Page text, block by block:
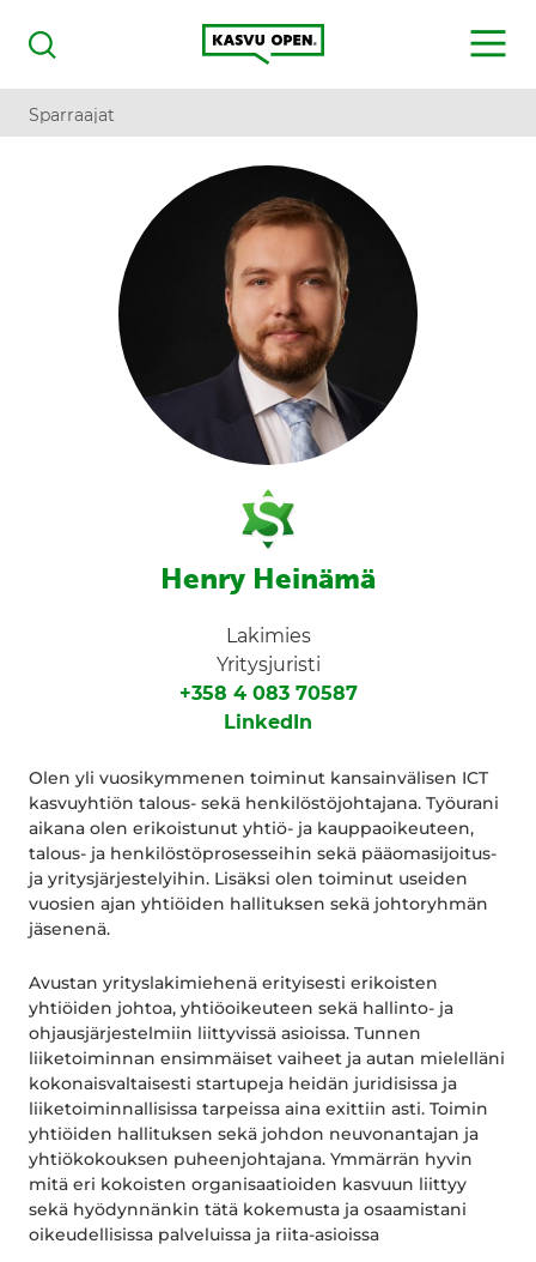
Haku
Kasvu Open
MENU
Sparraajat
Henry Heinämä
Lakimies
Yritysjuristi
+358 4 083 70587
LinkedIn
Olen yli vuosikymmenen toiminut kansainvälisen ICT
kasvuyhtiön talous- sekä henkilöstöjohtajana. Työurani
aikana olen erikoistunut yhtiö- ja kauppaoikeuteen,
talous- ja henkilöstöprosesseihin sekä pääomasijoitus-
ja yritysjärjestelyihin. Lisäksi olen toiminut useiden
vuosien ajan yhtiöiden hallituksen sekä johtoryhmän
jäsenenä.
Avustan yrityslakimiehenä erityisesti erikoisten
yhtiöiden johtoa, yhtiöoikeuteen sekä hallinto- ja
ohjausjärjestelmiin liittyvissä asioissa. Tunnen
liiketoiminnan ensimmäiset vaiheet ja autan mielelläni
kokonaisvaltaisesti startupeja heidän juridisissa ja
liiketoiminnallisissa tarpeissa aina exittiin asti. Toimin
yhtiöiden hallituksen sekä johdon neuvonantajan ja
yhtiökokouksen puheenjohtajana. Ymmärrän hyvin
mitä eri kokoisten organisaatioiden kasvuun liittyy
sekä hyödynnänkin tätä kokemusta ja osaamistani
oikeudellisissa palveluissa ja riita-asioissa